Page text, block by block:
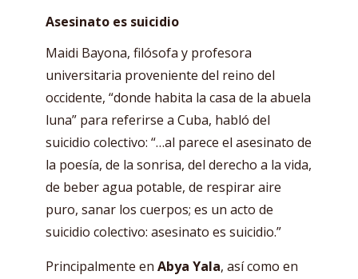
Asesinato es suicidio
Maidi Bayona, filósofa y profesora
universitaria proveniente del reino del
occidente, “donde habita la casa de la abuela
luna” para referirse a Cuba, habló del
suicidio colectivo: “…al parece el asesinato de
la poesía, de la sonrisa, del derecho a la vida,
de beber agua potable, de respirar aire
puro, sanar los cuerpos; es un acto de
suicidio colectivo: asesinato es suicidio.”
Principalmente en Abya Yala, así como en